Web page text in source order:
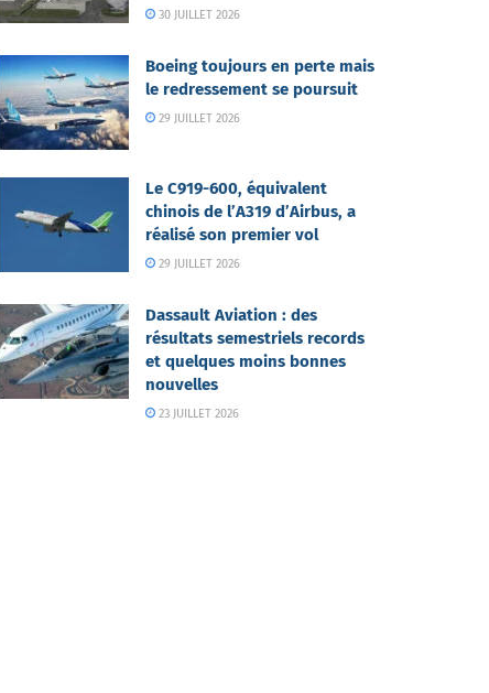
30 JUILLET 2026
Boeing toujours en perte mais
le redressement se poursuit
29 JUILLET 2026
Le C919-600, équivalent
chinois de l’A319 d’Airbus, a
réalisé son premier vol
29 JUILLET 2026
Dassault Aviation : des
résultats semestriels records
et quelques moins bonnes
nouvelles
23 JUILLET 2026